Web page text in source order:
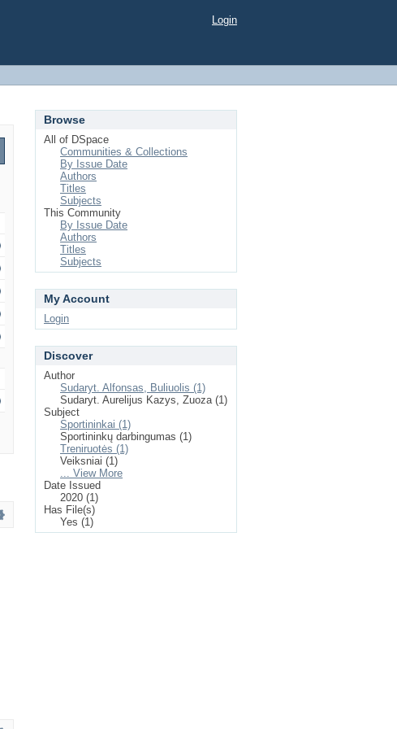
Login
Browse
All of DSpace
Communities & Collections
By Issue Date
Authors
Titles
Subjects
This Community
By Issue Date
Authors
Titles
Subjects
My Account
Login
Discover
Author
Sudaryt. Alfonsas, Buliuolis (1)
Sudaryt. Aurelijus Kazys, Zuoza (1)
Subject
Sportininkai (1)
Sportininkų darbingumas (1)
Treniruotės (1)
Veiksniai (1)
... View More
Date Issued
2020 (1)
Has File(s)
Yes (1)